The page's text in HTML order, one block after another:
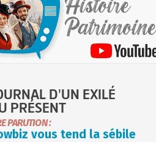
D'UN EXILÉ
PRÉSENT
PARUTION :
vous tend la sébile